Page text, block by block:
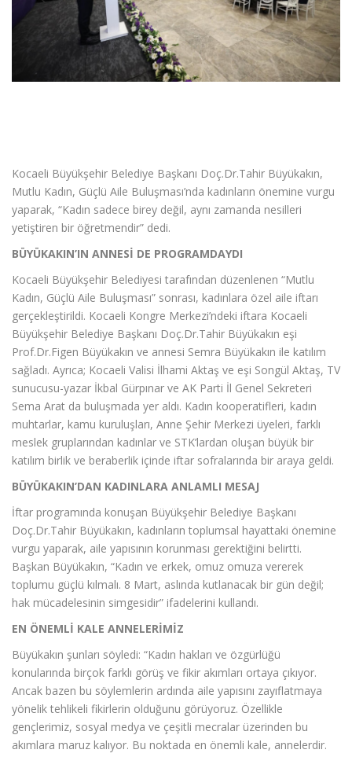
Kocaeli Büyükşehir Belediye Başkanı Doç.Dr.Tahir Büyükakın,
Mutlu Kadın, Güçlü Aile Buluşması’nda kadınların önemine vurgu
yaparak, “Kadın sadece birey değil, aynı zamanda nesilleri
yetiştiren bir öğretmendir” dedi.
BÜYÜKAKIN’IN ANNESİ DE PROGRAMDAYDI
Kocaeli Büyükşehir Belediyesi tarafından düzenlenen “Mutlu
Kadın, Güçlü Aile Buluşması” sonrası, kadınlara özel aile iftarı
gerçekleştirildi. Kocaeli Kongre Merkezi’ndeki iftara Kocaeli
Büyükşehir Belediye Başkanı Doç.Dr.Tahir Büyükakın eşi
Prof.Dr.Figen Büyükakın ve annesi Semra Büyükakın ile katılım
sağladı. Ayrıca; Kocaeli Valisi İlhami Aktaş ve eşi Songül Aktaş, TV
sunucusu-yazar İkbal Gürpınar ve AK Parti İl Genel Sekreteri
Sema Arat da buluşmada yer aldı. Kadın kooperatifleri, kadın
muhtarlar, kamu kuruluşları, Anne Şehir Merkezi üyeleri, farklı
meslek gruplarından kadınlar ve STK’lardan oluşan büyük bir
katılım birlik ve beraberlik içinde iftar sofralarında bir araya geldi.
BÜYÜKAKIN’DAN KADINLARA ANLAMLI MESAJ
İftar programında konuşan Büyükşehir Belediye Başkanı
Doç.Dr.Tahir Büyükakın, kadınların toplumsal hayattaki önemine
vurgu yaparak, aile yapısının korunması gerektiğini belirtti.
Başkan Büyükakın, “Kadın ve erkek, omuz omuza vererek
toplumu güçlü kılmalı. 8 Mart, aslında kutlanacak bir gün değil;
hak mücadelesinin simgesidir” ifadelerini kullandı.
EN ÖNEMLİ KALE ANNELERİMİZ
Büyükakın şunları söyledi: “Kadın hakları ve özgürlüğü
konularında birçok farklı görüş ve fikir akımları ortaya çıkıyor.
Ancak bazen bu söylemlerin ardında aile yapısını zayıflatmaya
yönelik tehlikeli fikirlerin olduğunu görüyoruz. Özellikle
gençlerimiz, sosyal medya ve çeşitli mecralar üzerinden bu
akımlara maruz kalıyor. Bu noktada en önemli kale, annelerdir.